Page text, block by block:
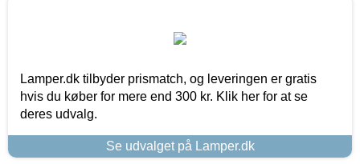
Lamper.dk tilbyder prismatch, og leveringen er gratis
hvis du køber for mere end 300 kr. Klik her for at se
deres udvalg.
Se udvalget på Lamper.dk